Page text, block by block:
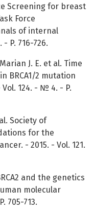
Screening for breast
Force
of internal
P. 716-726.
J. E. et al. Time
BRCA1/2 mutation
124. - № 4. - P.
Society of
for the
- 2015. - Vol. 121.
and the genetics
molecular
705-713.